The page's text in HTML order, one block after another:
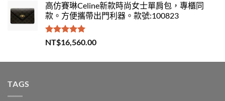
高仿賽琳Celine新款時尚女士單肩包，專櫃同
款。方便攜帶出門利器。款號:100823
評分5.00
滿分 5
NT$16,560.00
TAGS